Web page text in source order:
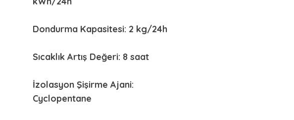
Dondurma Kapasitesi: 2 kg/24h
Sıcaklık Artış Değeri: 8 saat
İzolasyon Şişirme Ajani:
Cyclopentane